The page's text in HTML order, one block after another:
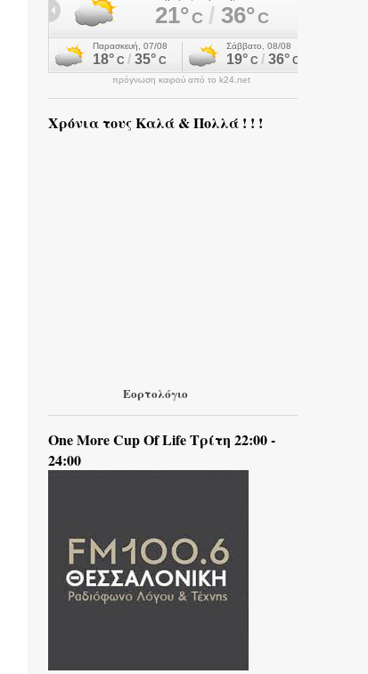
πρόγνωση καιρού από το k24.net
Χρόνια τους Καλά & Πολλά ! ! !
Εορτολόγιο
One More Cup Of Life Τρίτη 22:00 -
24:00